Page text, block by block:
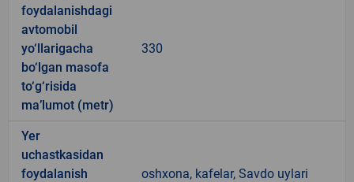
foydalanishdagi
avtomobil
yo‘llarigacha
bo‘lgan masofa
to‘g‘risida
ma’lumot (metr)
330
Yer
uchastkasidan
foydalanish
oshxona, kafelar, Savdo uylari